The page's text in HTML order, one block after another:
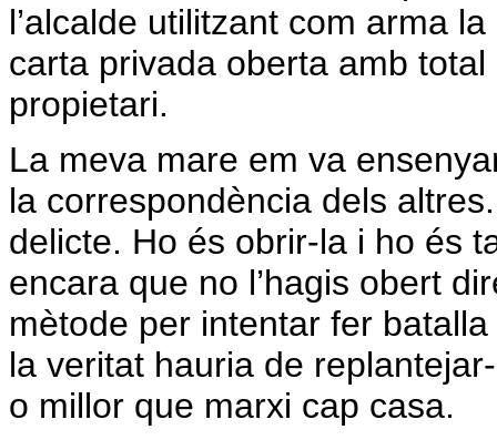
l’alcalde utilitzant com arma
carta privada oberta amb
propietari.
La meva mare em va
la correspondència dels
delicte. Ho és obrir-la i ho és
encara que no l’hagis obert
mètode per intentar fer
la veritat hauria de
o millor que marxi cap casa.